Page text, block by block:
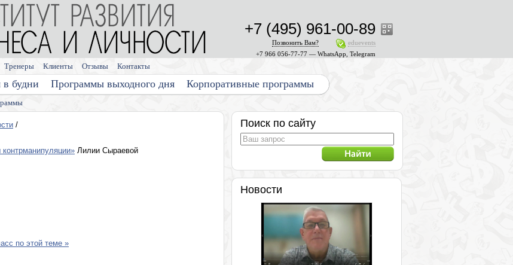
будни Программы выходного дня Корпоративные программы
Тренеры Клиенты Отзывы Контакты
+7 966 056-77-77 — WhatsApp, Telegram
eduevents
Позвонить Вам?
+7 (495) 961-00-89
/
Лилии Сыраевой
по этой теме »
Поиск по сайту
Новости